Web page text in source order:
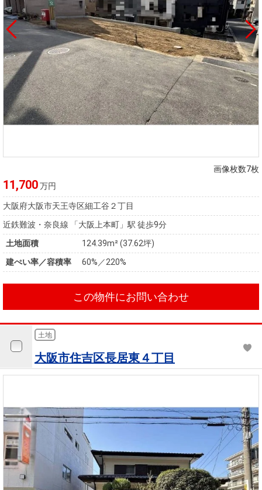
画像枚数7枚
11,700万円
大阪府大阪市天王寺区細工谷２丁目
近鉄難波・奈良線 「大阪上本町」駅 徒歩9分
土地面積
124.39m² (37.62坪)
建ぺい率／容積率
60%／220%
この物件にお問い合わせ
土地
大阪市住吉区長居東４丁目